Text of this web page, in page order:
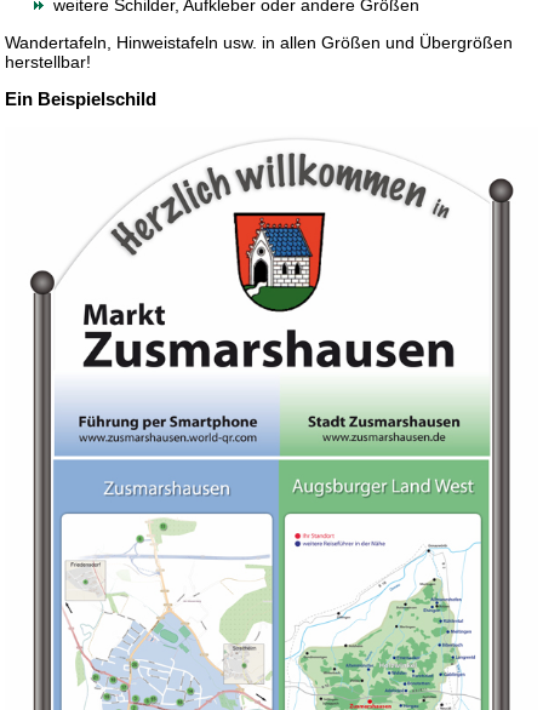
weitere Schilder, Aufkleber oder andere Größen
Wandertafeln, Hinweistafeln usw. in allen Größen und Übergrößen
herstellbar!
Ein Beispielschild